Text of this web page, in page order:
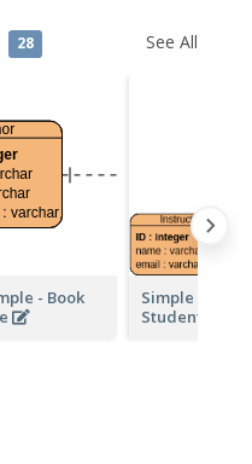
28 See All
- Book
Simple
Student ERD